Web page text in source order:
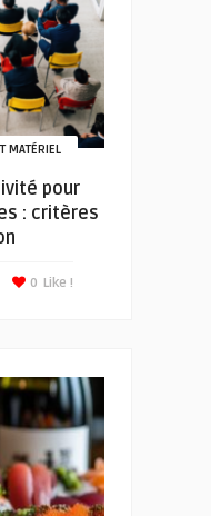
MATÉRIEL
pour
: critères
Like !
0